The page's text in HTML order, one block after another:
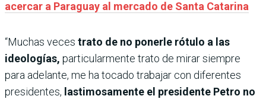
acercar a Paraguay al mercado de Santa Catarina
“Muchas veces trato de no ponerle rótulo a las
ideologías, particularmente trato de mirar siempre
para adelante, me ha tocado trabajar con diferentes
presidentes, lastimosamente el presidente Petro no